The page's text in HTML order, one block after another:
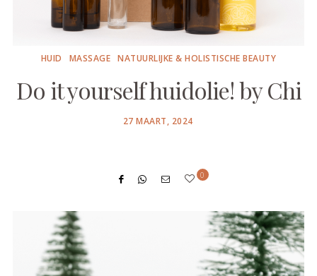
HUID MASSAGE NATUURLIJKE & HOLISTISCHE BEAUTY
Do it yourself huidolie! by Chi
POSTED
27 MAART, 2024
0